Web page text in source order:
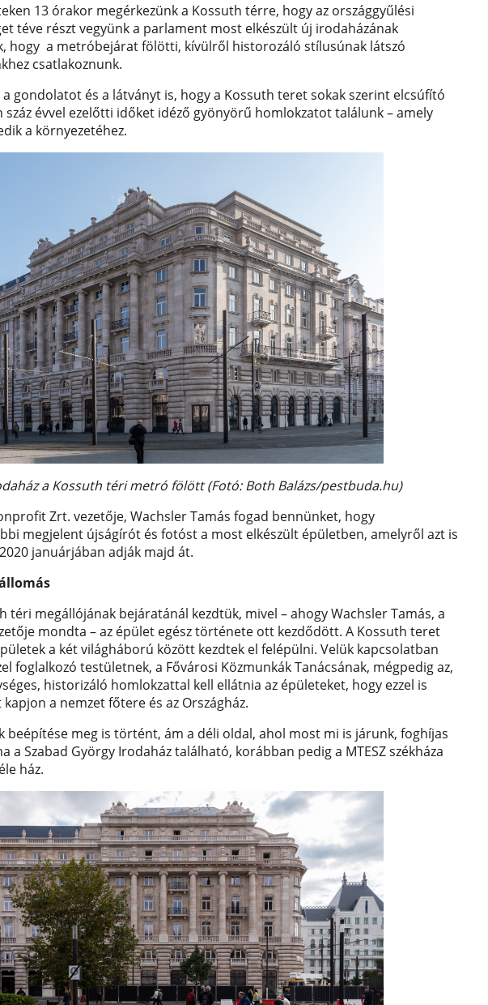
13 órakor megérkezünk a Kossuth térre, hogy az országgyűlési
téve részt vegyünk a parlament most elkészült új irodaházának
hogy a metróbejárat fölötti, kívülről historozáló stílusúnak látszó
csatlakoznunk.
gondolatot és a látványt is, hogy a Kossuth teret sokak szerint elcsúfító
száz évvel ezelőtti időket idéző gyönyörű homlokzatot találunk – amely
a környezetéhez.
a Kossuth téri metró fölött (Fotó: Both Balázs/pestbuda.hu)
Zrt. vezetője, Wachsler Tamás fogad bennünket, hogy
megjelent újságírót és fotóst a most elkészült épületben, amelyről azt is
januárjában adják majd át.
téri megállójának bejáratánál kezdtük, mivel – ahogy Wachsler Tamás, a
mondta – az épület egész története ott kezdődött. A Kossuth teret
a két világháború között kezdtek el felépülni. Velük kapcsolatban
foglalkozó testületnek, a Fővárosi Közmunkák Tanácsának, mégpedig az,
historizáló homlokzattal kell ellátnia az épületeket, hogy ezzel is
a nemzet főtere és az Országház.
beépítése meg is történt, ám a déli oldal, ahol most mi is járunk, foghíjas
a Szabad György Irodaház található, korábban pedig a MTESZ székháza
ház.